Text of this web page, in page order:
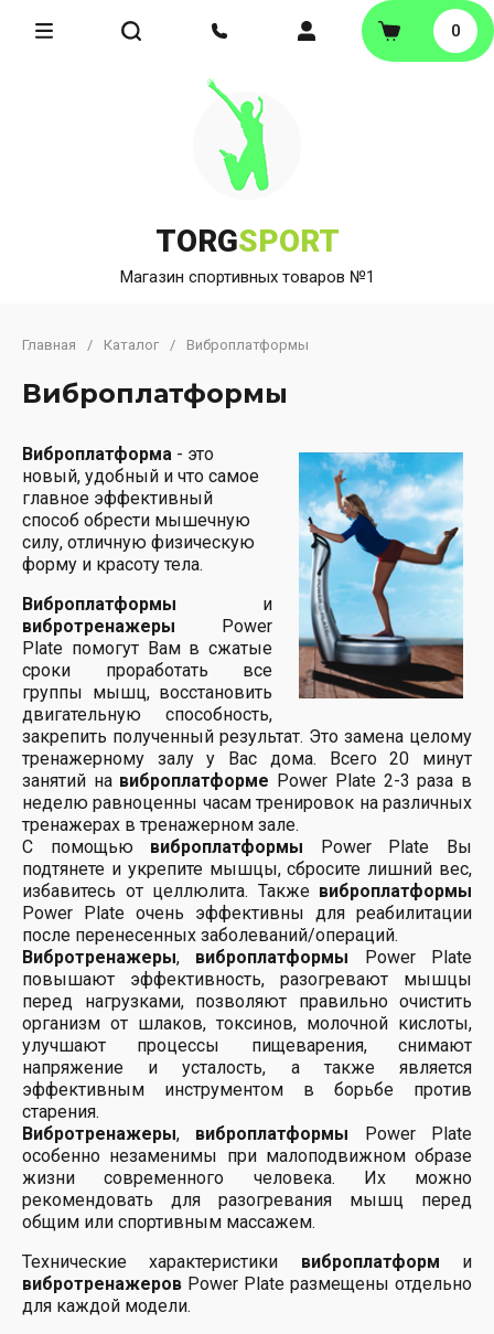
TORGSPORT
Магазин спортивных товаров №1
0
Главная / Каталог / Виброплатформы
Виброплатформы
Виброплатформа - это
новый, удобный и что самое
главное эффективный
способ обрести мышечную
силу, отличную физическую
форму и красоту тела.
Виброплатформы и
вибротренажеры Power
Plate помогут Вам в сжатые
сроки проработать все
группы мышц, восстановить
двигательную способность,
закрепить полученный результат. Это замена целому
тренажерному залу у Вас дома. Всего 20 минут
занятий на виброплатформе Power Plate 2-3 раза в
неделю равноценны часам тренировок на различных
тренажерах в тренажерном зале.
С помощью виброплатформы Power Plate Вы
подтянете и укрепите мышцы, сбросите лишний вес,
избавитесь от целлюлита. Также виброплатформы
Power Plate очень эффективны для реабилитации
после перенесенных заболеваний/операций.
Вибротренажеры, виброплатформы Power Plate
повышают эффективность, разогревают мышцы
перед нагрузками, позволяют правильно очистить
организм от шлаков, токсинов, молочной кислоты,
улучшают процессы пищеварения, снимают
напряжение и усталость, а также является
эффективным инструментом в борьбе против
старения.
Вибротренажеры, виброплатформы Power Plate
особенно незаменимы при малоподвижном образе
жизни современного человека. Их можно
рекомендовать для разогревания мышц перед
общим или спортивным массажем.
Технические характеристики виброплатформ и
вибротренажеров Power Plate размещены отдельно
для каждой модели.